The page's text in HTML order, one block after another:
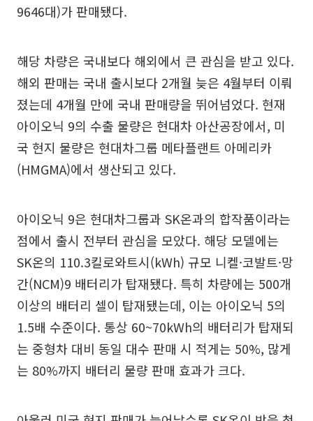
9646대)가 판매됐다.
해당 차량은 국내보다 해외에서 큰 관심을 받고 있다.
해외 판매는 국내 출시보다 2개월 늦은 4월부터 이뤄
졌는데 4개월 만에 국내 판매량을 뛰어넘었다. 현재
아이오닉 9의 수출 물량은 현대차 아산공장에서, 미
국 현지 물량은 현대차그룹 메타플랜트 아메리카
(HMGMA)에서 생산되고 있다.
아이오닉 9은 현대차그룹과 SK온과의 합작품이라는
점에서 출시 전부터 관심을 모았다. 해당 모델에는
SK온의 110.3킬로와트시(kWh) 규모 니켈·코발트·망
간(NCM)9 배터리가 탑재됐다. 특히 차량에는 500개
이상의 배터리 셀이 탑재됐는데, 이는 아이오닉 5의
1.5배 수준이다. 통상 60~70kWh의 배터리가 탑재되
는 중형차 대비 동일 대수 판매 시 적게는 50%, 많게
는 80%까지 배터리 물량 판매 효과가 크다.